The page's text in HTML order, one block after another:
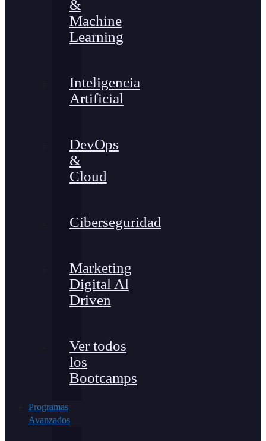
&
Machine
Learning
Inteligencia
Artificial
DevOps
&
Cloud
Ciberseguridad
Marketing
Digital Al
Driven
Ver todos
los
Bootcamps
Programas
Avanzados